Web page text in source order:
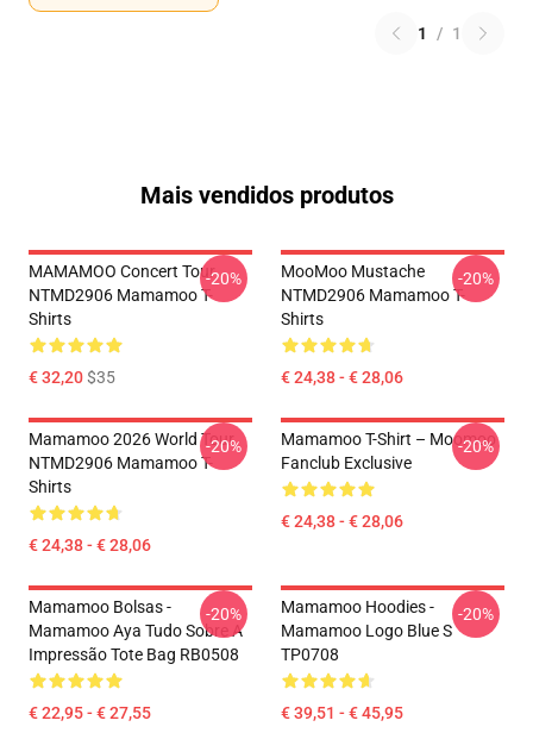
1 / 1
Mais vendidos produtos
MAMAMOO Concert Tour
NTMD2906 Mamamoo T-
Shirts
€ 32,20$35
-20%
MooMoo Mustache
NTMD2906 Mamamoo T-
Shirts
€ 24,38 - € 28,06
-20%
Mamamoo 2026 World Tour
NTMD2906 Mamamoo T-
Shirts
€ 24,38 - € 28,06
-20%
Mamamoo T-Shirt – Moomoo
Fanclub Exclusive
€ 24,38 - € 28,06
-20%
Mamamoo Bolsas -
Mamamoo Aya Tudo Sobre A
Impressão Tote Bag RB0508
€ 22,95 - € 27,55
-20%
Mamamoo Hoodies -
Mamamoo Logo Blue S
TP0708
€ 39,51 - € 45,95
-20%